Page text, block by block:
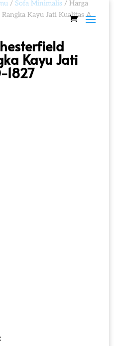
/ Sofa Minimalis/ Harga
Kayu Jati Kualitas A
Kayu Jati
1827